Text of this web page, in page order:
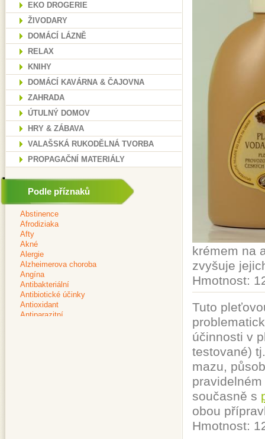
EKO DROGERIE
ŽIVODARY
DOMÁCÍ LÁZNĚ
RELAX
KNIHY
DOMÁCÍ KAVÁRNA & ČAJOVNA
ZAHRADA
ÚTULNÝ DOMOV
HRY & ZÁBAVA
VALAŠSKÁ RUKODĚLNÁ TVORBA
PROPAGAČNÍ MATERIÁLY
Podle příznaků
krémem na
zvyšuje
Hmotnost:
Tuto
účinnosti v
testované)
mazu,
současně s
obou
Hmotnost: